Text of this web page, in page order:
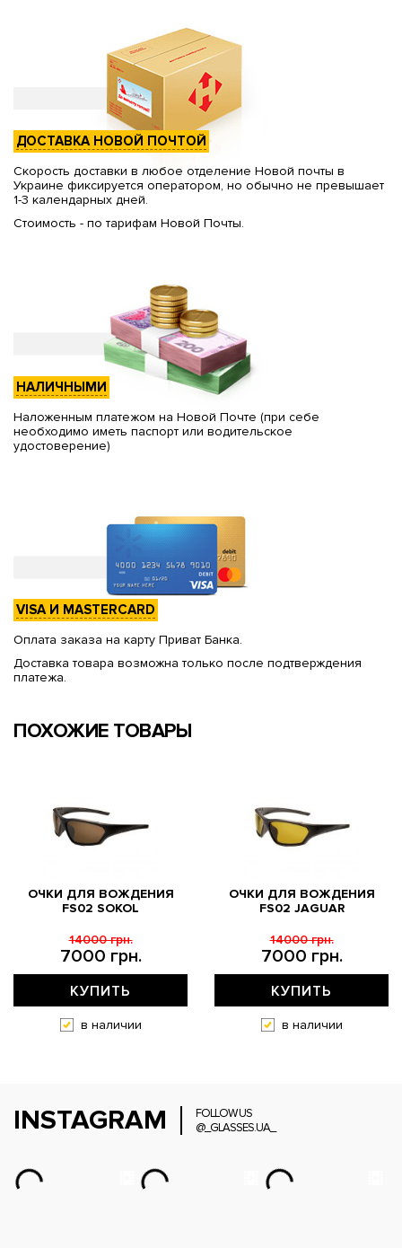
ДОСТАВКА НОВОЙ ПОЧТОЙ
Скорость доставки в любое отделение Новой почты в
Украине фиксируется оператором, но обычно не превышает
1-3 календарных дней.
Стоимость - по тарифам Новой Почты.
НАЛИЧНЫМИ
Наложенным платежом на Новой Почте (при себе
необходимо иметь паспорт или водительское
удостоверение)
VISA И MASTERCARD
Оплата заказа на карту Приват Банка.
Доставка товара возможна только после подтверждения
платежа.
ПОХОЖИЕ ТОВАРЫ
ОЧКИ ДЛЯ ВОЖДЕНИЯ
FS02 SOKOL
7000 грн.
14000 грн.
КУПИТЬ
в наличии
ОЧКИ ДЛЯ ВОЖДЕНИЯ
FS02 JAGUAR
7000 грн.
14000 грн.
КУПИТЬ
в наличии
INSTAGRAM
FOLLOW US
@_GLASSES.UA_